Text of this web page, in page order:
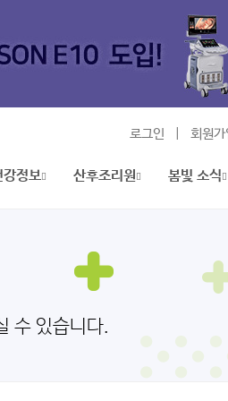
로그인 회원가
강정보 산후조리원 봄빛 소식
수 있습니다.